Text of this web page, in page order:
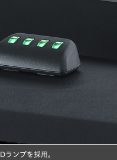
ランプを採用。